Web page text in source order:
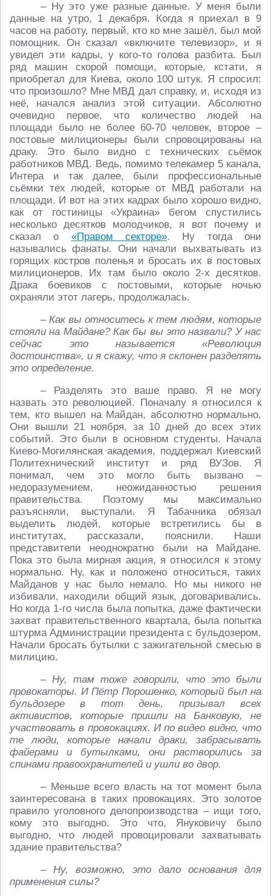
– Ну это уже разные данные. У меня были
данные на утро, 1 декабря. Когда я приехал в 9
часов на работу, первый, кто ко мне зашёл, был мой
помощник. Он сказал «включите телевизор», и я
увидел эти кадры, у кого-то голова разбита. Был
ряд машин скорой помощи, которые, кстати, я
приобретал для Киева, около 100 штук. Я спросил:
что произошло? Мне МВД дал справку, и, исходя из
неё, начался анализ этой ситуации. Абсолютно
очевидно первое, что количество людей на
площади было не более 60-70 человек, второе –
постовые милиционеры были спровоцированы на
драку. Это было видно с технических сьёмок
работников МВД. Ведь, помимо телекамер 5 канала,
Интера и так далее, были профессиональные
сьёмки тех людей, которые от МВД работали на
площади. И вот на этих кадрах было хорошо видно,
как от гостиницы «Украина» бегом спустились
несколько десятков молодчиков, я вот почему и
сказал о «Правом секторе». Ну тогда они
назывались фанаты. Они начали выхватывать из
горящих костров поленья и бросать их в постовых
милиционеров. Их там было около 2-х десятков.
Драка боевиков с постовыми, которые ночью
охраняли этот лагерь, продолжалась.
– Как вы относитесь к тем людям, которые
стояли на Майдане? Как бы вы это назвали? У нас
сейчас это называется «Революция
достоинства», и я скажу, что я склонен разделять
это определение.
– Разделять это ваше право. Я не могу
назвать это революцией. Поначалу я относился к
тем, кто вышел на Майдан, абсолютно нормально.
Они вышли 21 ноября, за 10 дней до всех этих
событий. Это были в основном студенты. Начала
Киево-Могилянская академия, поддержал Киевский
Политехнический институт и ряд ВУЗов. Я
понимал, чем это могло быть вызвано –
недоразумением, неожиданностью решения
правительства. Поэтому мы максимально
разъясняли, выступали. Я Табачника обязал
выделить людей, которые встретились бы в
институтах, рассказали, пояснили. Наши
представители неоднократно были на Майдане.
Пока это была мирная акция, я относился к этому
нормально. Ну, как и положено относиться, таких
Майданов у нас было немало. Но мы никого не
избивали, находили общий язык, договаривались.
Но когда 1-го числа была попытка, даже фактически
захват правительственного квартала, была попытка
штурма Администрации президента с бульдозером.
Начали бросать бутылки с зажигательной смесью в
милицию.
– Ну, там тоже говорили, что это были
провокаторы. И Пётр Порошенко, который был на
бульдозере в тот день, призывал всех
активистов, которые пришли на Банковую, не
участвовать в провокациях. И по видео видно, что
те люди, которые начали драки, забрасывать
файерами и бутылками, они растворились за
спинами правоохранителей и ушли во двор.
– Меньше всего власть на тот момент была
заинтересована в таких провокациях. Это золотое
правило уголовного делопроизводства – ищи того,
кому это выгодно. Это что, Януковичу было
выгодно, что людей провоцировали захватывать
здание правительства?
– Ну, возможно, это дало основания для
применения силы?